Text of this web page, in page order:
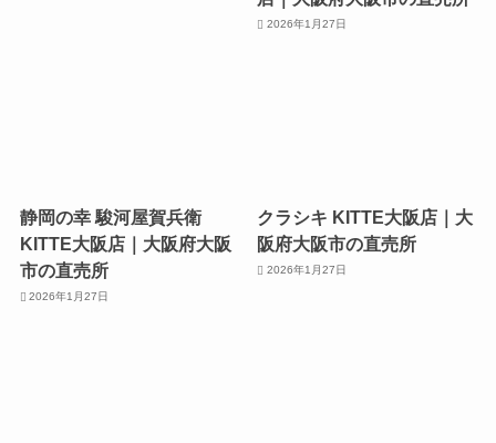
2026年1月27日
静岡の幸 駿河屋賀兵衛
KITTE大阪店｜大阪府大阪
市の直売所
2026年1月27日
クラシキ KITTE大阪店｜大
阪府大阪市の直売所
2026年1月27日